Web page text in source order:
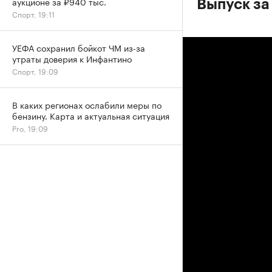
Выпуск
Спорт, 19:11
УЕФА сохранил бойкот ЧМ из-за
утраты доверия к Инфантино
Спорт, 19:09
В каких регионах ослабили меры по
бензину. Карта и актуальная ситуация
Pro, 19:09